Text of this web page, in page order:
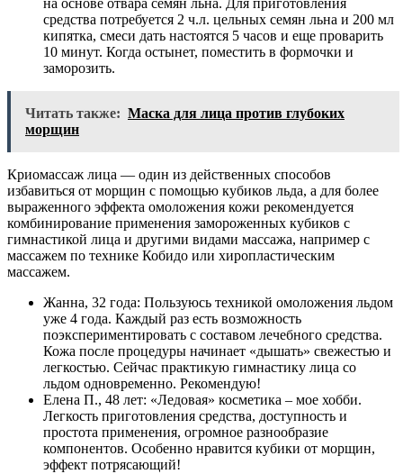
средства потребуется 2 ч.л. цельных семян льна и 200 мл
кипятка, смеси дать настоятся 5 часов и еще проварить
10 минут. Когда остынет, поместить в формочки и
заморозить.
Читать также: Маска для лица против глубоких
морщин
Криомассаж лица — один из действенных способов
избавиться от морщин с помощью кубиков льда, а для более
выраженного эффекта омоложения кожи рекомендуется
комбинирование применения замороженных кубиков с
гимнастикой лица и другими видами массажа, например с
массажем по технике Кобидо или хиропластическим
массажем.
Жанна, 32 года: Пользуюсь техникой омоложения льдом
уже 4 года. Каждый раз есть возможность
поэкспериментировать с составом лечебного средства.
Кожа после процедуры начинает «дышать» свежестью и
легкостью. Сейчас практикую гимнастику лица со
льдом одновременно. Рекомендую!
Елена П., 48 лет: «Ледовая» косметика – мое хобби.
Легкость приготовления средства, доступность и
простота применения, огромное разнообразие
компонентов. Особенно нравится кубики от морщин,
эффект потрясающий!